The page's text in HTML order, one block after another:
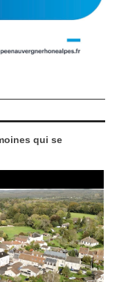
qui se